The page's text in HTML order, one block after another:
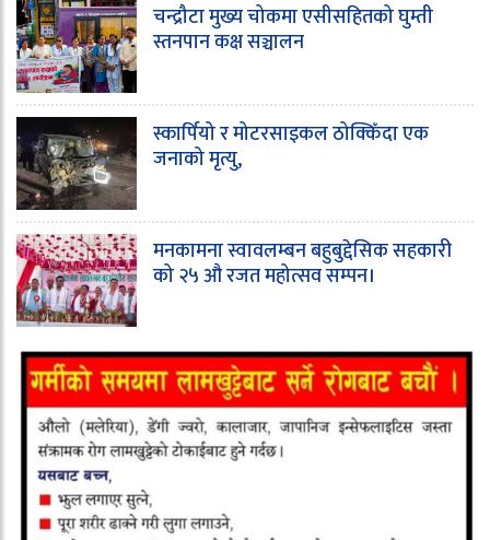
चन्द्रौटा मुख्य चोकमा एसीसहितको घुम्ती
स्तनपान कक्ष सञ्चालन
स्कार्पियो र मोटरसाइकल ठोक्किँदा एक
जनाको मृत्यु,
मनकामना स्वावलम्बन बहुबुद्देसिक सहकारी
को २५ औ रजत महोत्सव सम्पन।